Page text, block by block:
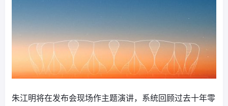
朱江明将在发布会现场作主题演讲，系统回顾过去十年零